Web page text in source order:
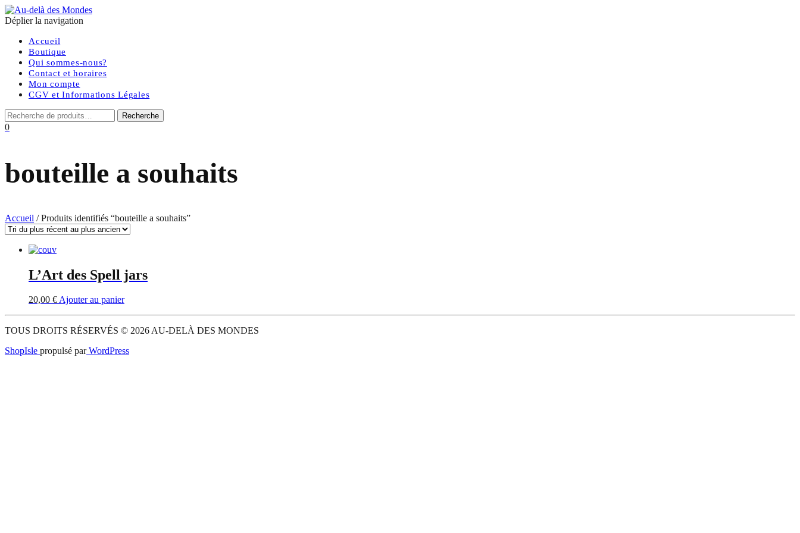
Déplier la navigation
Accueil
Boutique
Qui sommes-nous?
Contact et horaires
Mon compte
CGV et Informations Légales
0
bouteille a souhaits
Accueil / Produits identifiés “bouteille a souhaits”
L’Art des Spell jars
20,00 €Ajouter au panier
TOUS DROITS RÉSERVÉS © 2026 AU-DELÀ DES MONDES
ShopIsle propulsé parWordPress